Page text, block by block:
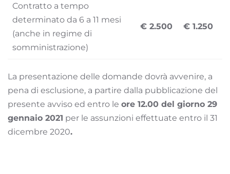
Contratto a tempo
determinato da 6 a 11 mesi
(anche in regime di
somministrazione)
€ 2.500 € 1.250
La presentazione delle domande dovrà avvenire, a
pena di esclusione, a partire dalla pubblicazione del
presente avviso ed entro le ore 12.00 del giorno 29
gennaio 2021 per le assunzioni effettuate entro il 31
dicembre 2020.